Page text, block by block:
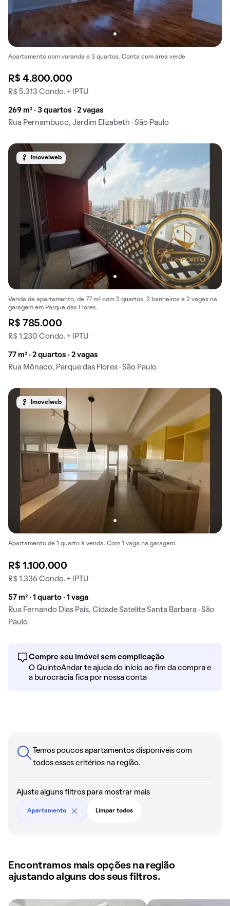
Apartamento com varanda e 3 quartos. Conta com área verde.
R$ 4.800.000
R$ 5.313 Condo. + IPTU
269 m² · 3 quartos · 2 vagas
Rua Pernambuco, Jardim Elizabeth · São Paulo
Imovelweb
Venda de apartamento, de 77 m² com 2 quartos, 2 banheiros e 2 vagas na
garagem em Parque das Flores.
R$ 785.000
R$ 1.230 Condo. + IPTU
77 m² · 2 quartos · 2 vagas
Rua Mônaco, Parque das Flores · São Paulo
Imovelweb
Apartamento de 1 quarto à venda. Com 1 vaga na garagem.
R$ 1.100.000
R$ 1.336 Condo. + IPTU
57 m² · 1 quarto · 1 vaga
Rua Fernando Dias Pais, Cidade Satelite Santa Barbara · São
Paulo
Compre seu imóvel sem complicação
O QuintoAndar te ajuda do início ao fim da compra e
a burocracia fica por nossa conta
Temos poucos apartamentos disponíveis com
todos esses critérios na região.
Ajuste alguns filtros para mostrar mais
Apartamento Limpar todos
Encontramos mais opções na região
ajustando alguns dos seus filtros.